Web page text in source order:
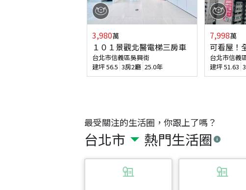
最受關注的生活圈，你跟上了嗎？
台北市 熱門生活圈
3,980萬
１０１景觀北醫電梯三房車
台北市信義區吳興街
建坪56.5 3房2廳 25.0年
7,998萬
可看屋！
台北市信義
建坪51.63